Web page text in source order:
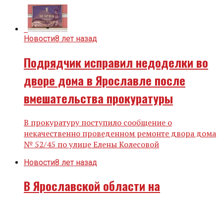
Новости8 лет назад
Подрядчик исправил недоделки во
дворе дома в Ярославле после
вмешательства прокуратуры
В прокуратуру поступило сообщение о
некачественно проведенном ремонте двора дома
№ 52/45 по улице Елены Колесовой
Новости8 лет назад
В Ярославской области на